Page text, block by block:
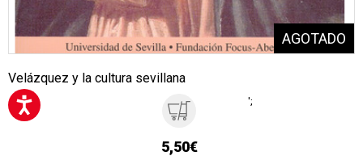
Velázquez y la cultura sevillana
5,50€
';